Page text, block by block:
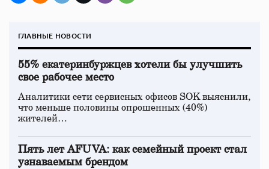
ГЛАВНЫЕ НОВОСТИ
55% екатеринбуржцев хотели бы улучшить
свое рабочее место
Аналитики сети сервисных офисов SOK выяснили,
что меньше половины опрошенных (40%)
жителей…
Пять лет AFUVA: как семейный проект стал
узнаваемым брендом